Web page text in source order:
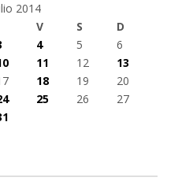
2014
V S
D
4 5
6
11 12
13
18 19
20
25 26
27